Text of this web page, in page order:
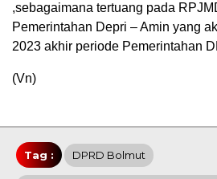
,sebagaimana tertuang pada
Pemerintahan Depri – Amin yang
2023 akhir periode Pemerintahan
(Vn)
Tag : DPRD Bolmut